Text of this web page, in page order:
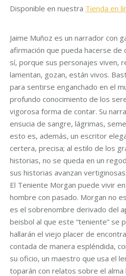
Disponible en nuestra Tienda en
Jaime Muñoz es un narrador con
afirmación que pueda hacerse de
sí, porque sus personajes viven,
lamentan, gozan, están vivos.
para sentirse enganchado en el
profundo conocimiento de los
vigorosa forma de contar. Su
ensucia de sangre, lágrimas,
esto es, además, un escritor
certera, precisa; al estilo de los
historias, no se queda en un
sus historias avanzan vertiginosas.
El Teniente Morgan puede vivir
hombre con pasado. Morgan no
es el sobrenombre derivado del
beisbol al que este “teniente” se
hallarán el viejo placer de
contada de manera espléndida,
su oficio, un maestro que usa el
toparán con relatos sobre el alma